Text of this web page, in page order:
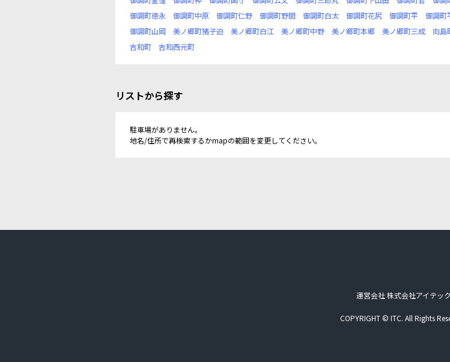
御調町徳永
御調町中原 御調町仁野 御調町野間 御調町白太 御調町花尻 御調町平 御調町
御調町山岡
美ノ郷町猪子迫 美ノ郷町白江 美ノ郷町中野 美ノ郷町本郷 美ノ郷町三成 向島
吉和町
吉和西元町
リストから探す
駐車場がありません。
地名/住所で再検索するかmapの範囲を変更してください。
運営会社 株式会社アイテック
COPYRIGHT © ITC. All Rights